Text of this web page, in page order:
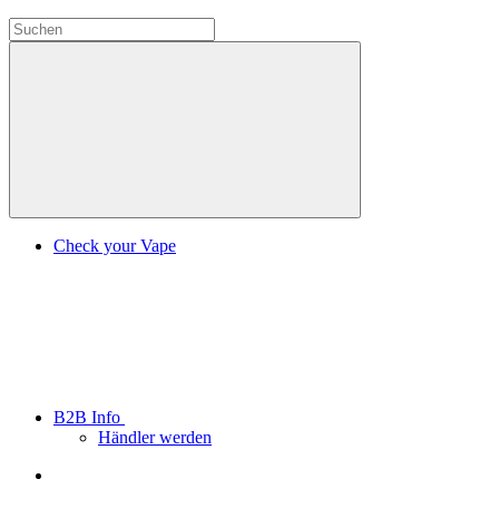
Check your Vape
B2B Info
Händler werden